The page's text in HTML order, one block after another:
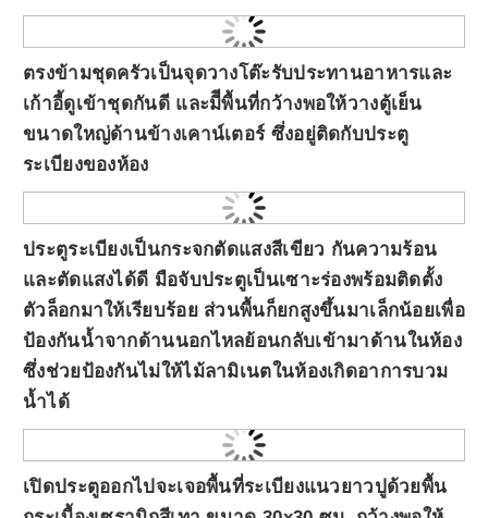
ตรงข้ามชุดครัวเป็นจุดวางโต๊ะรับประทานอาหารและ
เก้าอี้ดูเข้าชุดกันดี และมีีพื้นที่กว้างพอให้วางตู้เย็น
ขนาดใหญ่ด้านข้างเคาน์เตอร์ ซึ่งอยู่ติดกับประตู
ระเบียงของห้อง
ประตูระเบียงเป็นกระจกตัดแสงสีเขียว กันความร้อน
และตัดแสงได้ดี มือจับประตูเป็นเซาะร่องพร้อมติดตั้ง
ตัวล็อกมาให้เรียบร้อย ส่วนพื้นก็ยกสูงขึ้นมาเล็กน้อยเพื่อ
ป้องกันน้ำจากด้านนอกไหลย้อนกลับเข้ามาด้านในห้อง
ซึ่งช่วยป้องกันไม่ให้ไม้ลามิเนตในห้องเกิดอาการบวม
น้ำได้
เปิดประตูออกไปจะเจอพื้นที่ระเบียงแนวยาวปูด้วยพื้น